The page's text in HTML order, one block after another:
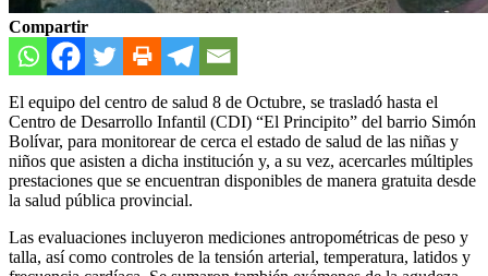
Compartir
El equipo del centro de salud 8 de Octubre, se trasladó hasta el
Centro de Desarrollo Infantil (CDI) “El Principito” del barrio Simón
Bolívar, para monitorear de cerca el estado de salud de las niñas y
niños que asisten a dicha institución y, a su vez, acercarles múltiples
prestaciones que se encuentran disponibles de manera gratuita desde
la salud pública provincial.
Las evaluaciones incluyeron mediciones antropométricas de peso y
talla, así como controles de la tensión arterial, temperatura, latidos y